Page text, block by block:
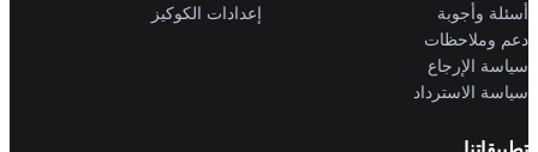
أسئلة وأجوبة
دعم وملاحظات
سياسة الإرجاع
سياسة الاسترداد
إعدادات الكوكيز